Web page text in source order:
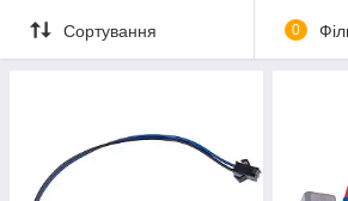
Сортування 0